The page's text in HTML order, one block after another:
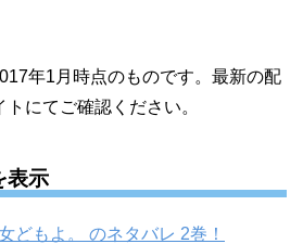
年1月時点のものです。最新の配
にてご確認ください。
表示
どもよ。 のネタバレ 2巻！